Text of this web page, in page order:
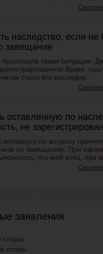
наследство, если не
завещание
такая ситуация.
браке,
стала его наследни...
оставленную по
не
нотариусу по вопросу
мне по завещанию. При
что мой отец, при
заявления
споры
споры